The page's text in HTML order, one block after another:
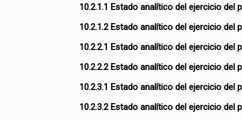
10.2.1.1 Estado analítico del ejercicio
10.2.1.2 Estado analítico del ejercicio
10.2.2.1 Estado analítico del ejercicio
10.2.2.2 Estado analítico del ejercicio
10.2.3.1 Estado analítico del ejercicio
10.2.3.2 Estado analítico del ejercicio